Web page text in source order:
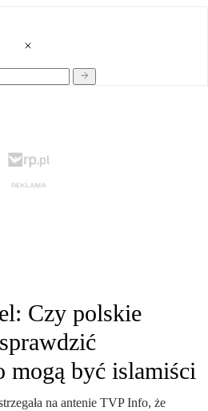
Czy polskie
mogą być islamiści
na antenie TVP Info, że